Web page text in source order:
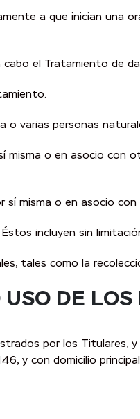
a que inician una
el Tratamiento de
o varias personas
misma o en asocio con
sí misma o en asocio
incluyen sin
tales como la
DE LOS
por los
y con domicilio